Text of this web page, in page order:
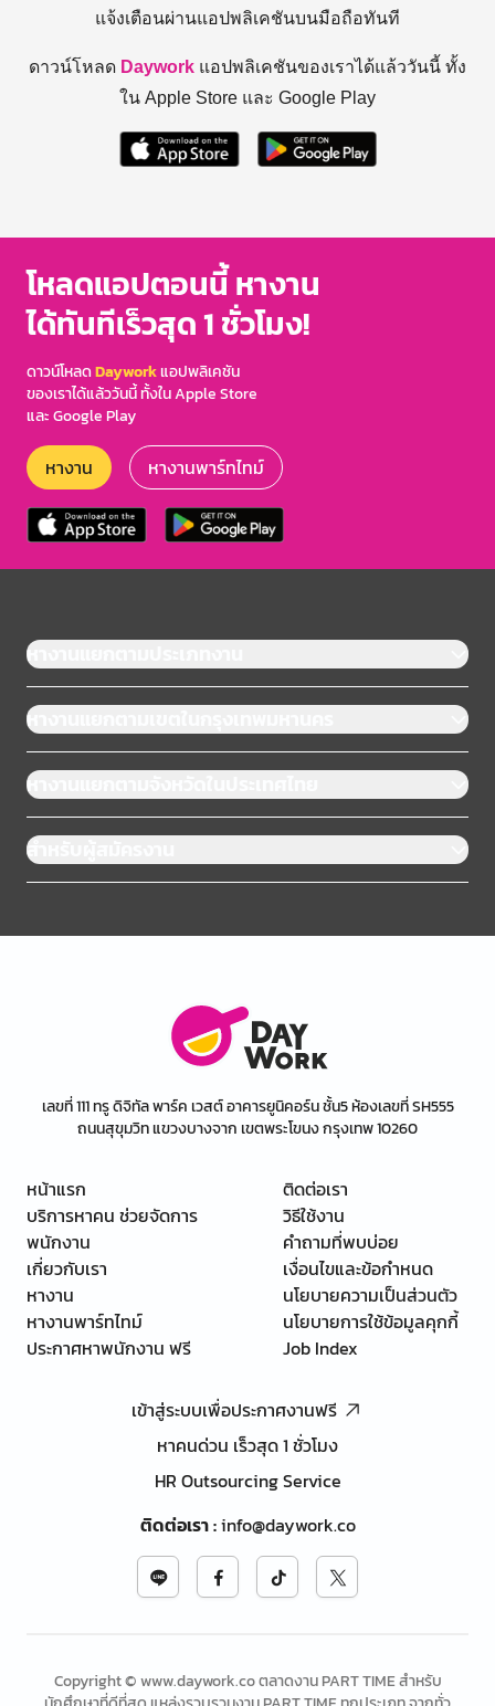
แจ้งเตือนผ่านแอปพลิเคชันบนมือถือทันที
ดาวน์โหลด Daywork แอปพลิเคชันของเราได้แล้ววันนี้ ทั้ง
ใน Apple Store และ Google Play
โหลดแอปตอนนี้ หางาน
ได้ทันทีเร็วสุด 1 ชั่วโมง!
ดาวน์โหลดDayworkแอปพลิเคชัน
ของเราได้แล้ววันนี้ ทั้งใน Apple Store
และ Google Play
หางาน หางานพาร์ทไทม์
หางานแยกตามประเภทงาน
หางานแยกตามเขตในกรุงเทพมหานคร
หางานแยกตามจังหวัดในประเทศไทย
สำหรับผู้สมัครงาน
เลขที่ 111 ทรู ดิจิทัล พาร์ค เวสต์ อาคารยูนิคอร์น ชั้น5 ห้องเลขที่ SH555
ถนนสุขุมวิท แขวงบางจาก เขตพระโขนง กรุงเทพ 10260
หน้าแรก
บริการหาคน ช่วยจัดการ
พนักงาน
เกี่ยวกับเรา
หางาน
หางานพาร์ทไทม์
ประกาศหาพนักงาน ฟรี
ติดต่อเรา
วิธีใช้งาน
คำถามที่พบบ่อย
เงื่อนไขและข้อกำหนด
นโยบายความเป็นส่วนตัว
นโยบายการใช้ข้อมูลคุกกี้
Job Index
เข้าสู่ระบบเพื่อประกาศงานฟรี
หาคนด่วน เร็วสุด 1 ชั่วโมง
HR Outsourcing Service
ติดต่อเรา:info@daywork.co
Copyright © www.daywork.co ตลาดงาน PART TIME สำหรับ